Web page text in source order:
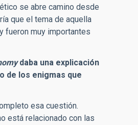
se abre camino desde
que el tema de aquella
fueron muy importantes
daba una explicación
de los enigmas que
esa cuestión.
está relacionado con las